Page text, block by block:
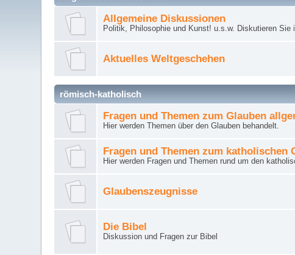
Allgemeine Diskussionen
Politik, Philosophie und Kunst! u.s.w. Diskutieren Sie
Aktuelles Weltgeschehen
römisch-katholisch
Fragen und Themen zum Glauben
Hier werden Themen über den Glauben behandelt.
Fragen und Themen zum katholischen
Hier werden Fragen und Themen rund um den
Glaubenszeugnisse
Die Bibel
Diskussion und Fragen zur Bibel